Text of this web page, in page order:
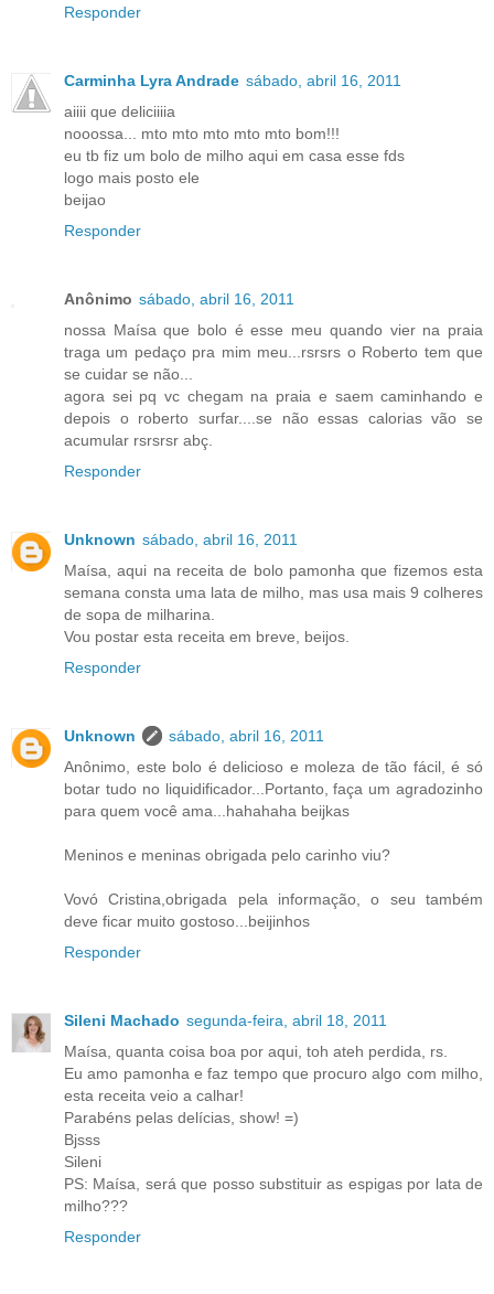
Responder
Carminha Lyra Andrade sábado, abril 16, 2011
aiiii que deliciiiia
nooossa... mto mto mto mto mto bom!!!
eu tb fiz um bolo de milho aqui em casa esse fds
logo mais posto ele
beijao
Responder
Anônimo sábado, abril 16, 2011
nossa Maísa que bolo é esse meu quando vier na praia
traga um pedaço pra mim meu...rsrsrs o Roberto tem que
se cuidar se não...
agora sei pq vc chegam na praia e saem caminhando e
depois o roberto surfar....se não essas calorias vão se
acumular rsrsrsr abç.
Responder
Unknown sábado, abril 16, 2011
Maísa, aqui na receita de bolo pamonha que fizemos esta
semana consta uma lata de milho, mas usa mais 9 colheres
de sopa de milharina.
Vou postar esta receita em breve, beijos.
Responder
Unknown
sábado, abril 16, 2011
Anônimo, este bolo é delicioso e moleza de tão fácil, é só
botar tudo no liquidificador...Portanto, faça um agradozinho
para quem você ama...hahahaha beijkas
Meninos e meninas obrigada pelo carinho viu?
Vovó Cristina,obrigada pela informação, o seu também
deve ficar muito gostoso...beijinhos
Responder
Sileni Machado segunda-feira, abril 18, 2011
Maísa, quanta coisa boa por aqui, toh ateh perdida, rs.
Eu amo pamonha e faz tempo que procuro algo com milho,
esta receita veio a calhar!
Parabéns pelas delícias, show! =)
Bjsss
Sileni
PS: Maísa, será que posso substituir as espigas por lata de
milho???
Responder